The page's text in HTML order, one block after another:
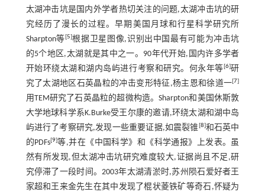
太湖冲击坑是国内外学者热切关注的问题,太湖冲击坑的研
究经历了漫长的过程。早期美国月球和行星科学研究所
Sharpton等[5]根据卫星图像,识别出中国最有可能为冲击坑
的5个地区,太湖就是其中之一。90年代开始,国内许多学者
开始环绕太湖和湖内岛屿进行考察和研究。何永年等[6]研
究了太湖地区石英晶粒的冲击变形特征,杨主恩和徐道一[7]
用TEM研究了石英晶粒的超微构造。Sharpton和美国休斯敦
大学地球科学系K.Burke受王尔康的邀请,环绕太湖和湖中岛
屿进行了考察研究,发现一些重要证据,如震裂锥[8]和石英中
的PDFs[9]等,并在《中国科学》和《科学通报》上发表。虽
然有所发现,但太湖冲击坑研究难度较大,证据尚且不足,研
究停滞了一段时间。2003年太湖清淤时,苏州陨石爱好者王
家超和王来金先生在其中发现了棍状菱铁矿等奇石,怀疑为